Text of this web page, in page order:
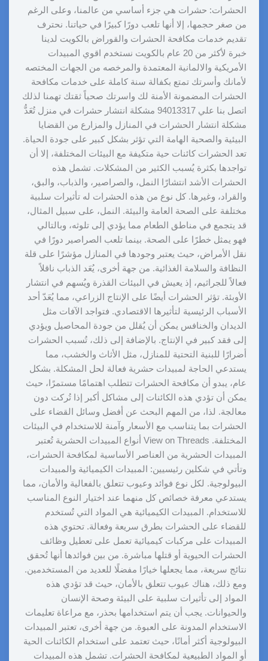
الحشرات: حشرات هي جزء أساسي من عالمنا، وعلى الرغم
من صغر حجمها، إلا أنها تلعب دورًا كبيرًا في حياتنا. نحترف
تقديم خدمات مكافحة الحشرات والقوراض بالكويت لدينا
خبرة لأكثر من 20 عام بالكويت نستخدم اقوي المبيدات
الأمريكية والالمانية المعتمدة والمرخصه من الجهات المختصه
لأمانك وأسرتك تمتع بكفالة سنة كاملة على خدمات مكافحة
الحشرات المضمونة الأمنة لك واسرتك صحياً ثقتك تهمنا لذلك
اتصل بنا علي 94013317 مشكلة انتشار حشرات في منزل تُعَدُّ
مشكلة انتشار الحشرات في المنازل والمزارع من القضايا
البيئية والصحية الهامة التي تؤثر بشكل كبير على جودة الحياة.
تعد الحشرات كائنات حية متكيفة مع البيئات المختلفة، إلا أن
تواجدها بكثرة يُسبب الكثير من المشكلات. تشمل هذه
الحشرات الأشد انتشارًا النمل، والصراصير، والذباب، والبق،
والقراد، وغيرها. كل نوع من هذه الحشرات له تأثيرات سلبية
مختلفة على الصحة العامة والبيئة. النمل، على سبيل المثال،
قد يتجمع في مناطق الطعام مما يؤدي إلى تلوثه، وبالتالي
فهو يمثل خطرًا على الصحة. بينما تلعب الصراصير دورًا في
نقل الأمراض، حيث يعتبر وجودها في المنازل مؤشرًا على قلة
النظافة والسلامة الغذائية. من جهة أخرى، يُعَد الذباب ناقلاً
فعالاً للجراثيم، إذ يعيش في البيئات القذرة ويُسهم في انتشار
الأوبئة. تؤثر الحشرات أيضًا على الإنتاج الزراعي، مما يُعَدّ أحد
الأسباب الرئيسية لتأثيرها الاقتصادي. فتواجد الآفات مثل
الديدان والخنافس يمكن أن يُقلل من جودة المحاصيل ويؤدي
إلى فقد كبير في الإنتاج. بالإضافة إلى ذلك، تُسبب الحشرات
أضرارًا للبنية التحتية للمنازل، مثل الأثاث والخشب، مما
يستدعي الحاجة لمبيدات حشرية فعالة لحل المشكلة. بشكل
عام، يبدو أن مكافحة الحشرات تتطلب اهتمامًا مستمرًا، حيث
يمكن أن تؤدي هذه الكائنات إلى مشاكل أكبر إذا تُركت دون
معالجة. لذا، من المهم البحث عن أفضل وسائل القضاء على
الحشرات بما يتناسب مع الأسعار وآمنة للاستخدام في البيئات
المختلفة. View on Threads أنواع المبيدات الحشرية تُعتبر
المبيدات الحشرية من العناصر الأساسية لمكافحة الحشرات،
وتأتي في شكلين رئيسيين: المبيدات الكيميائية والمبيدات
البيولوجية. لكل نوع فوائد وعيوب تتعلق بالفعالية والأمان، مما
يستدعي معرفة خصائص كل منهما عند اختيار النوع المناسب
للاستخدام. المبيدات الكيميائية هي المواد التي تُستخدم
للقضاء على الحشرات بطرق سريعة وفعالة. تحتوي هذه
المبيدات على مركبات كيميائية تعمل على تعطيل وظائف
الحشرات الحيوية أو قتلها مباشرة. من بين فوائدها أنها تُحقق
نتائج سريعة، مما يجعلها خيارًا مفضلًا للعديد من المستخدمين.
ومع ذلك، هناك عيوب تتعلق بالأمان، حيث قد تؤدي هذه
المواد إلى تأثيرات سلبية على البيئة وصحة الإنسان
والحيوانات. يجب أن يتم استخدامها بحذر، مع مراعاة تعليمات
الاستخدام المدونة على العبوة. من جهة أخرى، تعتبر المبيدات
البيولوجية أكثر أمانًا، حيث تعتمد على استخدام الكائنات الحية
أو المواد الطبيعية لمكافحة الحشرات. تشمل هذه المبيدات